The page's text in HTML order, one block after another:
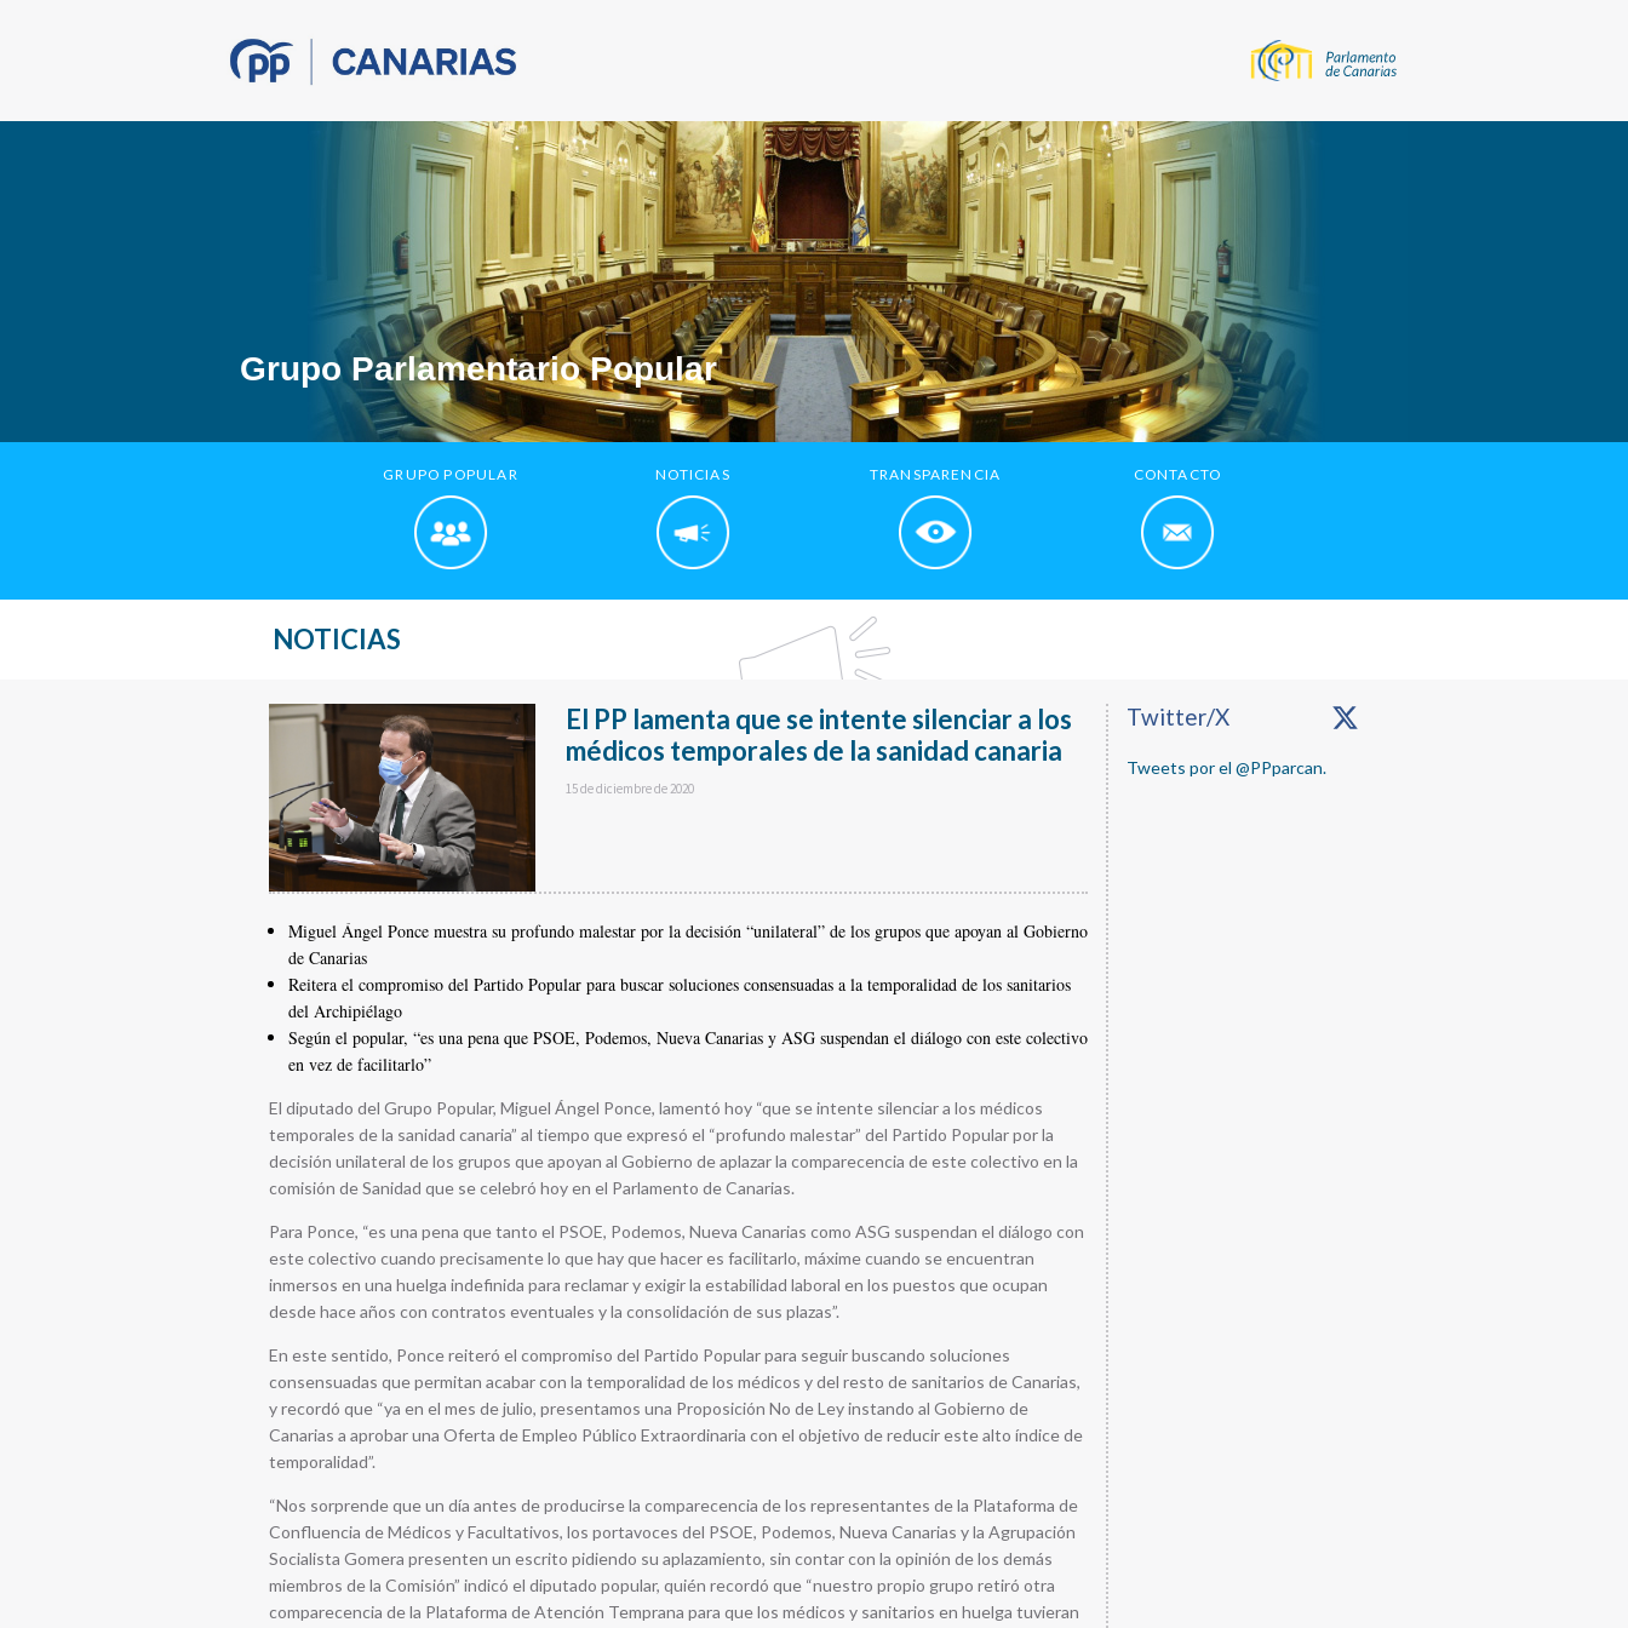
Grupo Parlamentario Popular
GRUPO POPULAR NOTICIAS TRANSPARENCIA CONTACTO
NOTICIAS
El PP lamenta que se intente silenciar a los
médicos temporales de la sanidad canaria
15 de diciembre de 2020
Miguel Ángel Ponce muestra su profundo malestar por la decisión “unilateral” de los grupos que apoyan al Gobierno
de Canarias
Reitera el compromiso del Partido Popular para buscar soluciones consensuadas a la temporalidad de los sanitarios
del Archipiélago
Según el popular, “es una pena que PSOE, Podemos, Nueva Canarias y ASG suspendan el diálogo con este colectivo
en vez de facilitarlo”
El diputado del Grupo Popular, Miguel Ángel Ponce, lamentó hoy “que se intente silenciar a los médicos
temporales de la sanidad canaria” al tiempo que expresó el “profundo malestar” del Partido Popular por la
decisión unilateral de los grupos que apoyan al Gobierno de aplazar la comparecencia de este colectivo en la
comisión de Sanidad que se celebró hoy en el Parlamento de Canarias.
Para Ponce, “es una pena que tanto el PSOE, Podemos, Nueva Canarias como ASG suspendan el diálogo con
este colectivo cuando precisamente lo que hay que hacer es facilitarlo, máxime cuando se encuentran
inmersos en una huelga indefinida para reclamar y exigir la estabilidad laboral en los puestos que ocupan
desde hace años con contratos eventuales y la consolidación de sus plazas”.
En este sentido, Ponce reiteró el compromiso del Partido Popular para seguir buscando soluciones
consensuadas que permitan acabar con la temporalidad de los médicos y del resto de sanitarios de Canarias,
y recordó que “ya en el mes de julio, presentamos una Proposición No de Ley instando al Gobierno de
Canarias a aprobar una Oferta de Empleo Público Extraordinaria con el objetivo de reducir este alto índice de
temporalidad”.
“Nos sorprende que un día antes de producirse la comparecencia de los representantes de la Plataforma de
Confluencia de Médicos y Facultativos, los portavoces del PSOE, Podemos, Nueva Canarias y la Agrupación
Socialista Gomera presenten un escrito pidiendo su aplazamiento, sin contar con la opinión de los demás
miembros de la Comisión” indicó el diputado popular, quién recordó que “nuestro propio grupo retiró otra
comparecencia de la Plataforma de Atención Temprana para que los médicos y sanitarios en huelga tuvieran
Primary
Twitter/X
Tweets por el @PPparcan.